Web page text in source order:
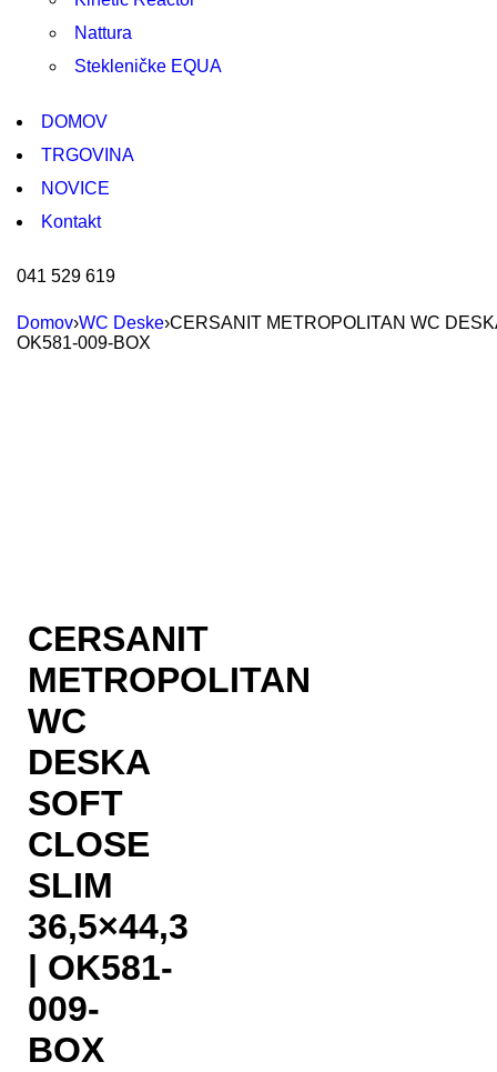
Nattura
Stekleničke EQUA
DOMOV
TRGOVINA
NOVICE
Kontakt
041 529 619
Domov›WC Deske›CERSANIT METROPOLITAN WC
OK581-009-BOX
CERSANIT
METROPOLITAN
WC
DESKA
SOFT
CLOSE
SLIM
36,5×44,3
| OK581-
009-
BOX